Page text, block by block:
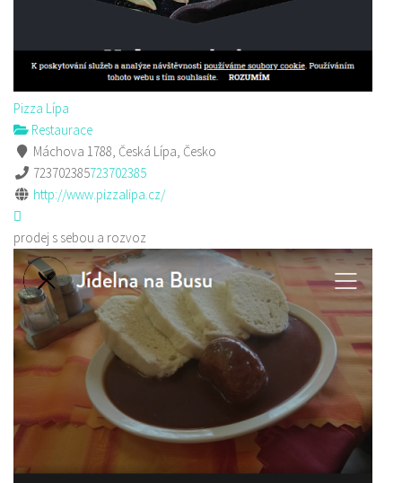
Pizza Lípa
Restaurace
Máchova 1788, Česká Lípa, Česko
723702385723702385
http://www.pizzalipa.cz/
prodej s sebou a rozvoz